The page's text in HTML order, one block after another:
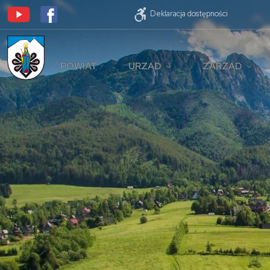
Deklaracja dostępności
POWIAT URZĄD ZARZĄD